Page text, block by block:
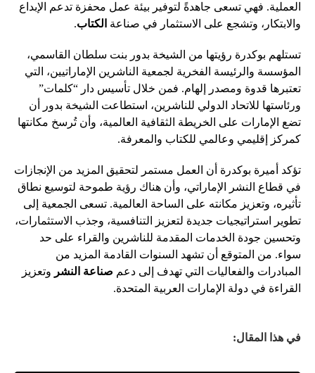
العملية. فهي تسعى جاهدةً لتوفير بيئة عمل محفزة تدعم الإبداع
والابتكار، وتشجع على الاستثمار في صناعة الكتاب.
تستلهم بوكدرة رؤيتها من الشيخة بدور بنت سلطان القاسمي،
المؤسسة والرئيسة الفخرية لجمعية الناشرين الإماراتيين، التي
تعتبرها قدوة ومصدر إلهام. فمن خلال تأسيس دار “كلمات”
ورئاستها للاتحاد الدولي للناشرين، استطاعت الشيخة بدور أن
تضع الإمارات على الخريطة الثقافية العالمية، وأن تُرسخ مكانتها
كمركز إقليمي وعالمي للكتاب والمعرفة.
تؤكد أميرة بوكدرة أن العمل مستمر لتحقيق المزيد من الإنجازات
في قطاع النشر الإماراتي، وأن هناك رؤية طموحة لتوسيع نطاق
تأثيره، وتعزيز مكانته على الساحة العالمية. تسعى الجمعية إلى
تطوير استراتيجيات جديدة لتعزيز التنافسية، وجذب الاستثمارات،
وتحسين جودة الخدمات المقدمة للناشرين والقراء على حد
سواء. من المتوقع أن تشهد السنوات القادمة المزيد من
المبادرات والفعاليات التي تهدف إلى دعم صناعة النشر وتعزيز
القراءة في دولة الإمارات العربية المتحدة.
في هذا المقال: